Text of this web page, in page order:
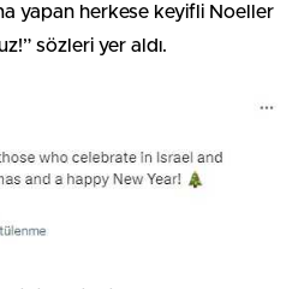
yapan herkese keyifli Noeller
sözleri yer aldı.